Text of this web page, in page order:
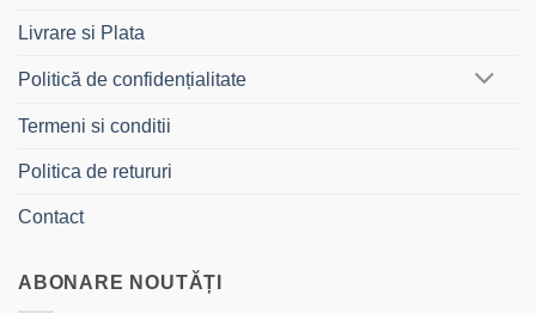
Livrare si Plata
Politică de confidențialitate
Termeni si conditii
Politica de retururi
Contact
ABONARE NOUTĂȚI